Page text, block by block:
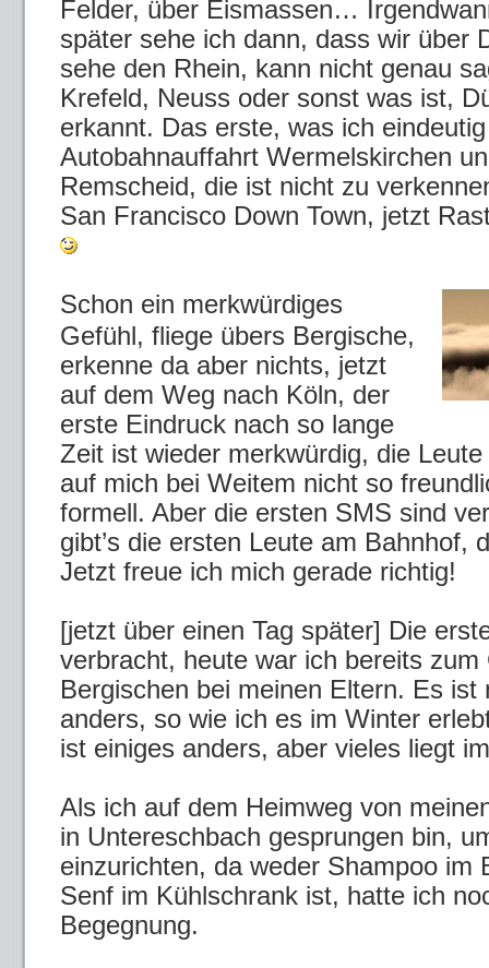
Felder, über Eismassen…
später sehe ich dann, dass wir über
sehe den Rhein, kann nicht genau
Krefeld, Neuss oder sonst was ist,
erkannt. Das erste, was ich
Autobahnauffahrt Wermelskirchen
Remscheid, die ist nicht zu
San Francisco Down Town, jetzt
Schon ein merkwürdiges
Gefühl, fliege übers Bergische,
erkenne da aber nichts, jetzt
auf dem Weg nach Köln, der
erste Eindruck nach so lange
Zeit ist wieder merkwürdig, die
auf mich bei Weitem nicht so
formell. Aber die ersten SMS sind
gibt’s die ersten Leute am Bahnhof,
Jetzt freue ich mich gerade richtig!
[jetzt über einen Tag später] Die
verbracht, heute war ich bereits zum
Bergischen bei meinen Eltern. Es ist
anders, so wie ich es im Winter
ist einiges anders, aber vieles liegt
Als ich auf dem Heimweg von
in Untereschbach gesprungen bin,
einzurichten, da weder Shampoo im
Senf im Kühlschrank ist, hatte ich
Begegnung.